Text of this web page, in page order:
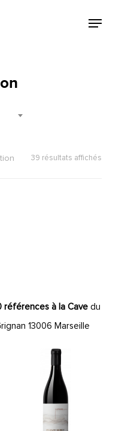
39 résultats affichés
références à la Cave du
13006 Marseille